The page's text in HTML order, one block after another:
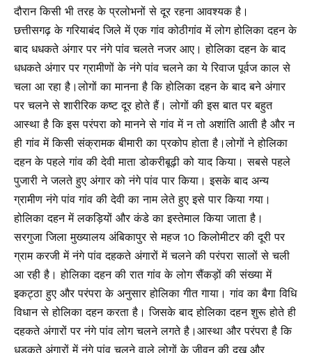
दौरान किसी भी तरह के प्रलोभनों से दूर रहना आवश्यक है।
छत्तीसगढ़ के गरियाबंद जिले में एक गांव कोठीगांव में लोग होलिका दहन के
बाद धधकते अंगार पर नंगे पांव चलते नजर आए। होलिका दहन के बाद
धधकते अंगार पर ग्रामीणों के नंगे पांव चलने का ये रिवाज पूर्वज काल से
चला आ रहा है।लोगों का मानना है कि होलिका दहन के बाद बने अंगार
पर चलने से शारीरिक कष्ट दूर होते हैं। लोगों की इस बात पर बहुत
आस्था है कि इस परंपरा को मानने से गांव में न तो अशांति आती है और न
ही गांव में किसी संक्रामक बीमारी का प्रकोप होता है।लोगों ने होलिका
दहन के पहले गांव की देवी माता डोकरीबूढ़ी को याद किया। सबसे पहले
पुजारी ने जलते हुए अंगार को नंगे पांव पार किया। इसके बाद अन्य
ग्रामीण नंगे पांव गांव की देवी का नाम लेते हुए इसे पार किया गया।
होलिका दहन में लकड़ियों और कंडे का इस्तेमाल किया जाता है।
सरगुजा जिला मुख्यालय अंबिकापुर से महज 10 किलोमीटर की दूरी पर
ग्राम करजी में नंगे पांव दहकते अंगारों में चलने की परंपरा सालों से चली
आ रही है। होलिका दहन की रात गांव के लोग सैंकड़ों की संख्या में
इकट्ठा हुए और परंपरा के अनुसार होलिका गीत गाया। गांव का बैगा विधि
विधान से होलिका दहन करता है। जिसके बाद होलिका दहन शुरू होते ही
दहकते अंगारों पर नंगे पांव लोग चलने लगते है।आस्था और परंपरा है कि
धड़कते अंगारों में नंगे पांव चलने वाले लोगों के जीवन की दुख और